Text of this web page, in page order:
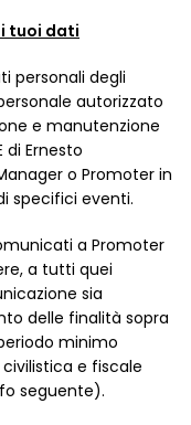
tuoi dati
personali degli
autorizzato
e manutenzione
di Ernesto
o Promoter in
specifici eventi.
a Promoter
a tutti quei
sia
delle finalità sopra
minimo
e fiscale
seguente).